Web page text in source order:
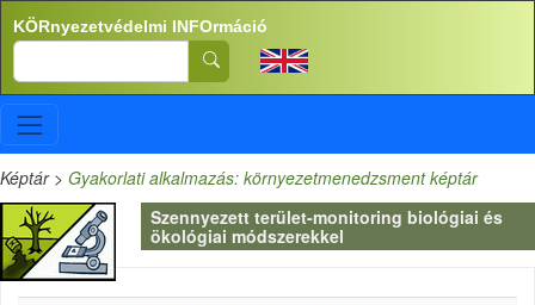
Ugrás a tartalomra
KÖRnyezetvédelmi INFOrmáció
Search
Képtár> Gyakorlati alkalmazás: környezetmenedzsment képtár
Szennyezett terület-monitoring biológiai és
ökológiai módszerekkel